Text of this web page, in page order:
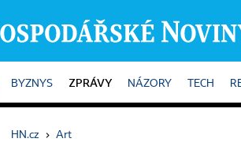
HOME
BYZNYS ZPRÁVY NÁZORY TECH
HN.cz › Art